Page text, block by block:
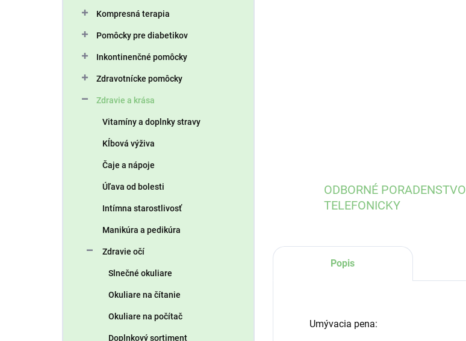
Kompresná terapia
Pomôcky pre diabetikov
Inkontinenčné pomôcky
Zdravotnícke pomôcky
Zdravie a krása
Vitamíny a doplnky stravy
Kĺbová výživa
Čaje a nápoje
Úľava od bolesti
Intímna starostlivosť
Manikúra a pedikúra
Zdravie očí
Slnečné okuliare
Okuliare na čítanie
Okuliare na počítač
Doplnkový sortiment
ODBORNÉ PORADENSTVO
TELEFONICKY
Popis
Umývacia pena: